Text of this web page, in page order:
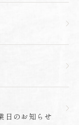
日のお知らせ